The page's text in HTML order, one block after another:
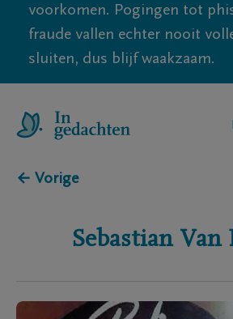
voorkomen. Pogingen tot
fraude vallen echter nooit
sluiten, dus blijf waakzaam.
← Vorige
Sebastian Van